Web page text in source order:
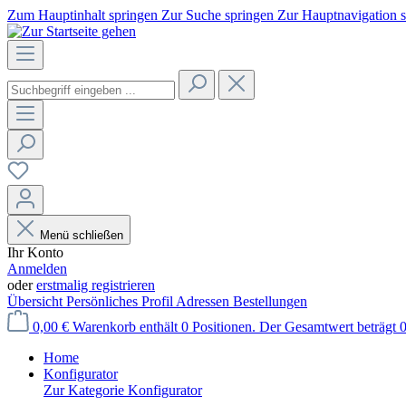
Zum Hauptinhalt springen Zur Suche springen Zur Hauptnavigation
Menü schließen
Ihr Konto
Anmelden
odererstmalig registrieren
Übersicht Persönliches Profil Adressen Bestellungen
0,00 € Warenkorb enthält 0 Positionen. Der Gesamtwert beträgt
Home
Konfigurator
Zur Kategorie Konfigurator